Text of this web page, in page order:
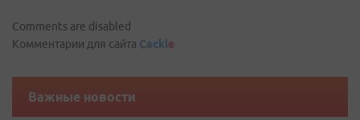
Comments are disabled
Комментарии для сайта Cackle
Важные новости